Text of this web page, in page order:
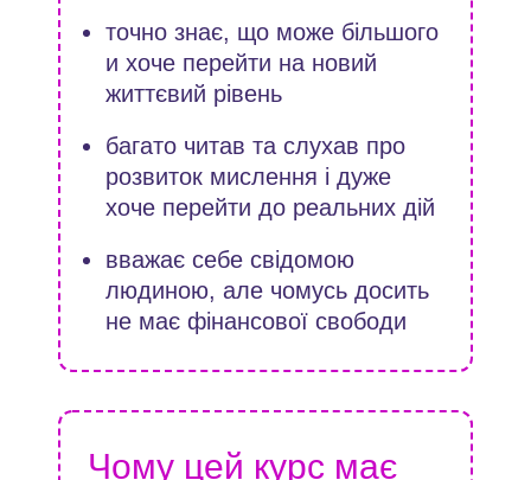
точно знає, що може більшого
и хоче перейти на новий
життєвий рівень
багато читав та слухав про
розвиток мислення і дуже
хоче перейти до реальних дій
вважає себе свідомою
людиною, але чомусь досить
не має фінансової свободи
Чому цей курс має